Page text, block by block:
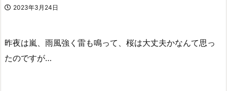
2023年3月24日
昨夜は嵐、雨風強く雷も鳴って、桜は大丈夫かなんて思っ
たのですが…